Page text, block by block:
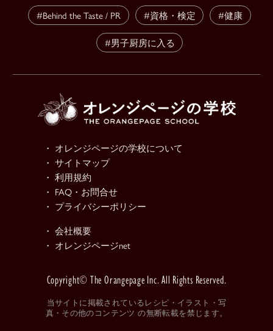
#Behind the Taste / PR #資格・検定 #健康
#男子厨房に入る
・ オレンジページの学校について
・ サイトマップ
・ 利用規約
・ FAQ・お問合せ
・ プライバシーポリシー
・ 会社概要
・ オレンジページnet
Copyright© The Orangepage Inc. All Rights Reserved.
当サイトに掲載されているレシピ・イラスト・写
真・その他のコンテンツ の無断転載を禁じます。